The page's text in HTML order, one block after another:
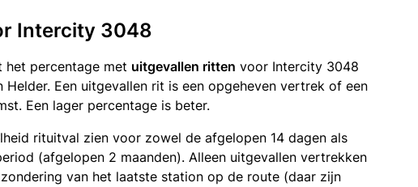
Intercity 3048
percentage met uitgevallen ritten voor Intercity 3048
Helder. Een uitgevallen rit is een opgeheven vertrek of een
Een lager percentage is beter.
rituitval zien voor zowel de afgelopen 14 dagen als
(afgelopen 2 maanden). Alleen uitgevallen vertrekken
van het laatste station op de route (daar zijn